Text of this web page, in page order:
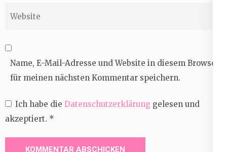
Name, E-Mail-Adresse und Website in diesem Browser
für meinen nächsten Kommentar speichern.
Ich habe die Datenschutzerklärung gelesen und
akzeptiert. *